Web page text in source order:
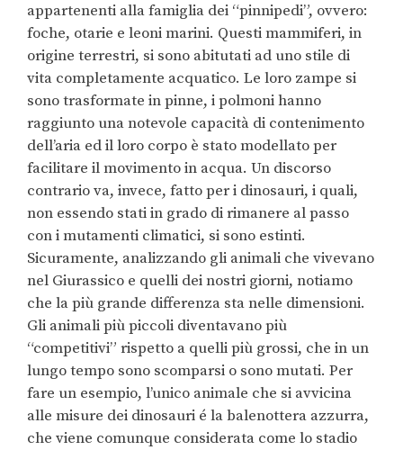
appartenenti alla famiglia dei “pinnipedi”, ovvero:
foche, otarie e leoni marini. Questi mammiferi, in
origine terrestri, si sono abitutati ad uno stile di
vita completamente acquatico. Le loro zampe si
sono trasformate in pinne, i polmoni hanno
raggiunto una notevole capacità di contenimento
dell’aria ed il loro corpo è stato modellato per
facilitare il movimento in acqua. Un discorso
contrario va, invece, fatto per i dinosauri, i quali,
non essendo stati in grado di rimanere al passo
con i mutamenti climatici, si sono estinti.
Sicuramente, analizzando gli animali che vivevano
nel Giurassico e quelli dei nostri giorni, notiamo
che la più grande differenza sta nelle dimensioni.
Gli animali più piccoli diventavano più
“competitivi” rispetto a quelli più grossi, che in un
lungo tempo sono scomparsi o sono mutati. Per
fare un esempio, l’unico animale che si avvicina
alle misure dei dinosauri é la balenottera azzurra,
che viene comunque considerata come lo stadio